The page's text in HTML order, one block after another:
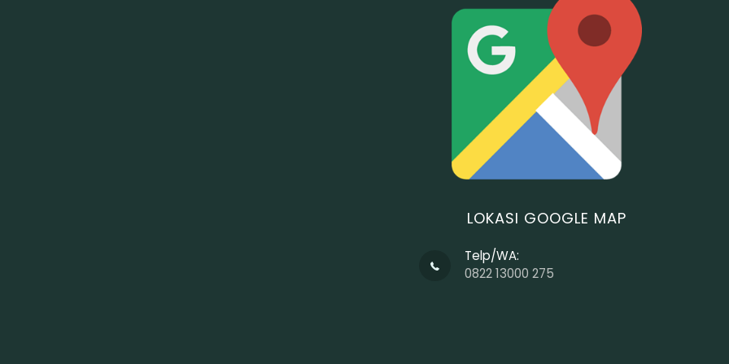
LOKASI GOOGLE MAP
Telp/WA:
0822 13000 275